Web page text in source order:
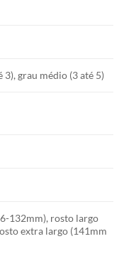
3), grau médio (3 até 5)
132mm), rosto largo
extra largo (141mm